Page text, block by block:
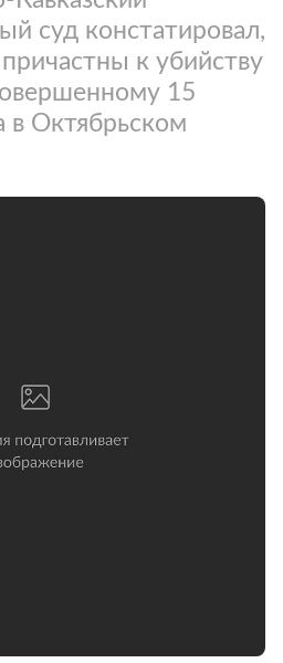
суд констатировал,
к убийству
15
в Октябрьском